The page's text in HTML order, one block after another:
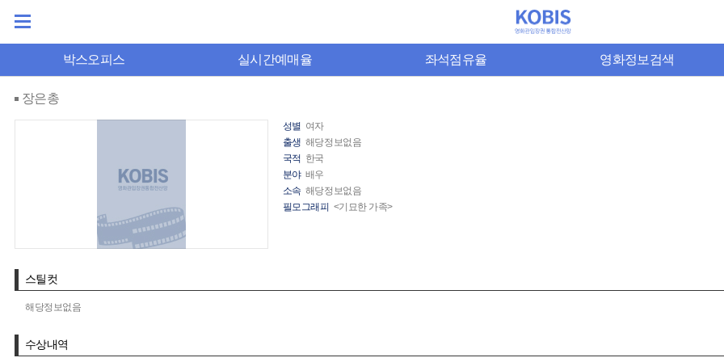
박스오피스 실시간예매율 좌석점유율 영화정보검색
장은총
성별 여자
출생 해당정보없음
국적 한국
분야 배우
소속 해당정보없음
필모그래피 <기묘한 가족>
스틸컷
해당정보없음
수상내역